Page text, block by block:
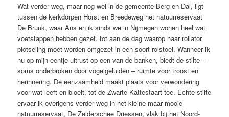
Wat verder weg, maar nog wel in de gemeente Berg en Dal, ligt
tussen de kerkdorpen Horst en Breedeweg het natuurreservaat
De Bruuk, waar Ans en ik sinds we in Nijmegen wonen heel wat
voetstappen hebben gezet, tot aan de dag waarop haar rollator
plotseling moet worden omgezet in een soort rolstoel. Wanneer ik
nu op mijn eentje uitrust op een van de banken, biedt de stilte –
soms onderbroken door vogelgeluiden – ruimte voor troost en
herinnering. De eenzaamheid maakt plaats voor verwondering
voor wat leeft en bloeit, tot de Zwarte Kattestaart toe. Echte stilte
ervaar ik overigens verder weg in het kleine maar mooie
natuurreservaat, De Zelderschee Driessen, vlak bij het Noord-